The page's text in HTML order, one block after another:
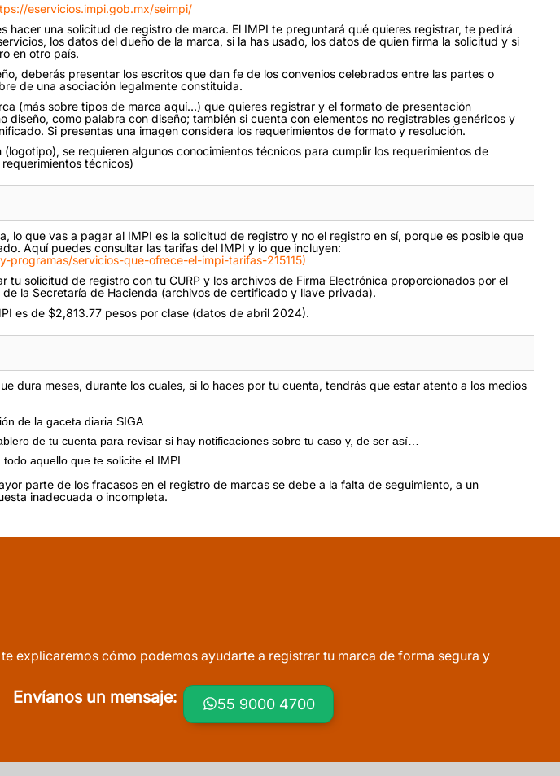
eservicios.impi.gob.mx/seimpi/
hacer una solicitud de registro de marca. El IMPI te preguntará qué quieres registrar, te pedirá
los datos del dueño de la marca, si la has usado, los datos de quien firma la solicitud y si
en otro país.
deberás presentar los escritos que dan fe de los convenios celebrados entre las partes o
de una asociación legalmente constituida.
(más sobre tipos de marca aquí…) que quieres registrar y el formato de presentación
diseño, como palabra con diseño; también si cuenta con elementos no registrables genéricos y
Si presentas una imagen considera los requerimientos de formato y resolución.
se requieren algunos conocimientos técnicos para cumplir los requerimientos de
técnicos)
lo que vas a pagar al IMPI es la solicitud de registro y no el registro en sí, porque es posible que
Aquí puedes consultar las tarifas del IMPI y lo que incluyen:
programas/servicios-que-ofrece-el-impi-tarifas-215115)
tu solicitud de registro con tu CURP y los archivos de Firma Electrónica proporcionados por el
la Secretaría de Hacienda (archivos de certificado y llave privada).
es de $2,813.77 pesos por clase (datos de abril 2024).
dura meses, durante los cuales, si lo haces por tu cuenta, tendrás que estar atento a los medios
de la gaceta diaria SIGA.
de tu cuenta para revisar si hay notificaciones sobre tu caso y, de ser así…
aquello que te solicite el IMPI.
parte de los fracasos en el registro de marcas se debe a la falta de seguimiento, a un
inadecuada o incompleta.
explicaremos cómo podemos ayudarte a registrar tu marca de forma segura y
Envíanos un mensaje: 55 9000 4700